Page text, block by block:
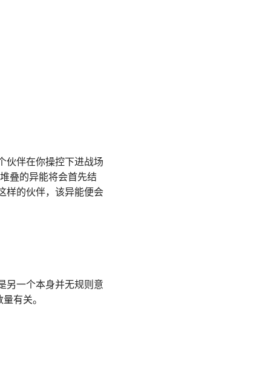
伙伴在你操控下进战场
叠的异能将会首先结
样的伙伴，该异能便会
另一个本身并无规则意
有关。